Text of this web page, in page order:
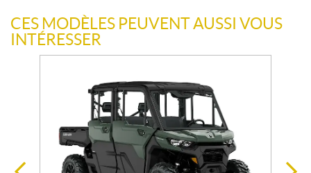
CES MODÈLES PEUVENT AUSSI VOUS
INTÉRESSER